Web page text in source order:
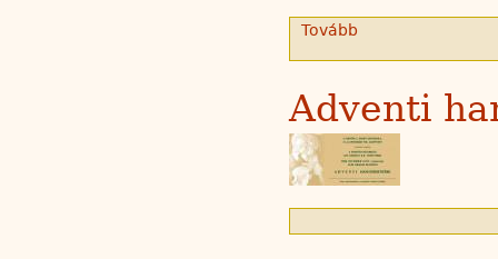
Tovább
Adventi